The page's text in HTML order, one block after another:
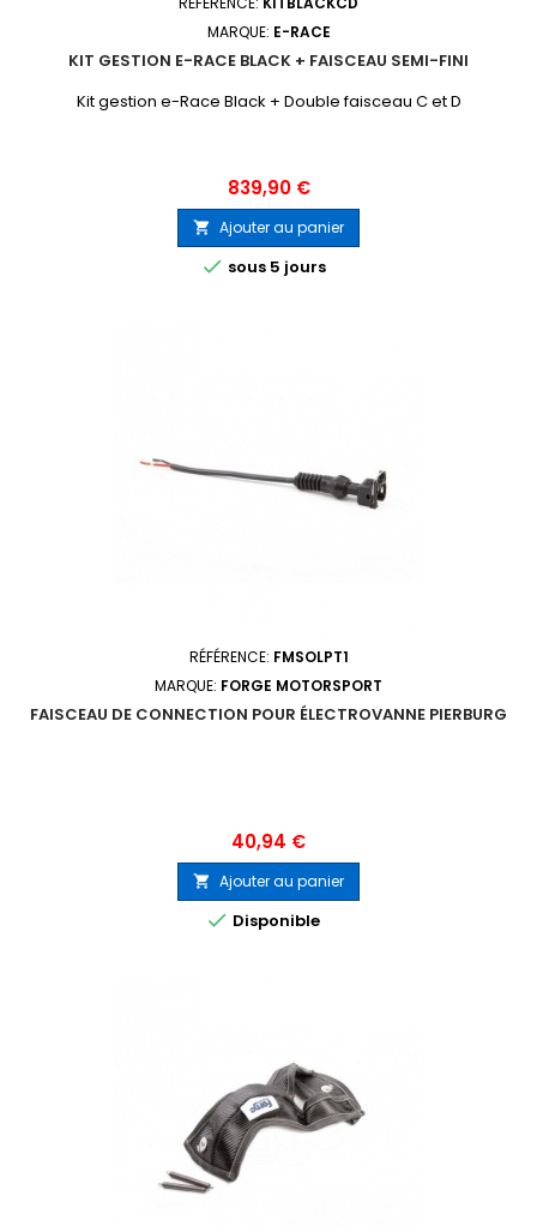
MARQUE: E-RACE
KIT GESTION E-RACE BLACK + FAISCEAU SEMI-FINI
Kit gestion e-Race Black + Double faisceau C et D
Prix
839,90 €
 Ajouter au panier
 sous 5 jours
RÉFÉRENCE: FMSOLPT1
MARQUE: FORGE MOTORSPORT
FAISCEAU DE CONNECTION POUR ÉLECTROVANNE PIERBURG
Prix
40,94 €
 Ajouter au panier
 Disponible